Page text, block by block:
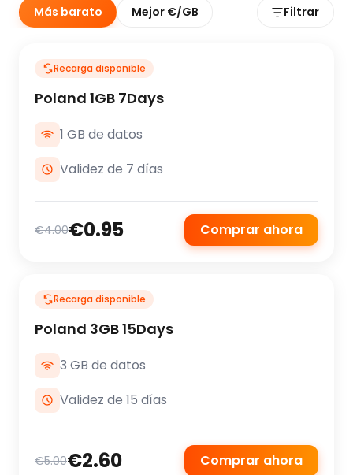
Más barato Mejor €/GB Filtrar
Recarga disponible
Poland 1GB 7Days
1 GB de datos
Validez de 7 días
€4.00€0.95 Comprar ahora
Recarga disponible
Poland 3GB 15Days
3 GB de datos
Validez de 15 días
€5.00€2.60 Comprar ahora